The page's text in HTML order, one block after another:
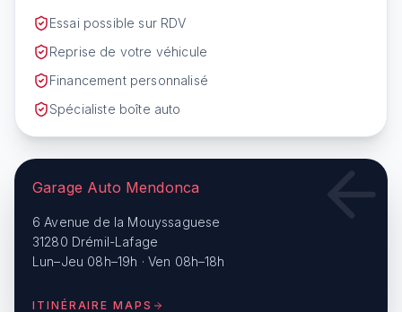
Essai possible sur RDV
Reprise de votre véhicule
Financement personnalisé
Spécialiste boîte auto
Garage Auto Mendonca
6 Avenue de la Mouyssaguese
31280 Drémil-Lafage
Lun–Jeu 08h–19h · Ven 08h–18h
ITINÉRAIRE MAPS